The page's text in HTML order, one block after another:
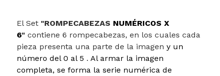
El Set"ROMPECABEZAS NUMÉRICOS X
6" contiene 6 rompecabezas, en los cuales cada
pieza presenta una parte de la imagen y un
número del 0 al 5 . Al armar la imagen
completa, se forma la serie numérica de